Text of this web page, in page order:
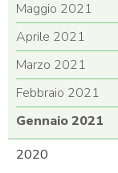
Maggio 2021
Aprile 2021
Marzo 2021
Febbraio 2021
Gennaio 2021
2020